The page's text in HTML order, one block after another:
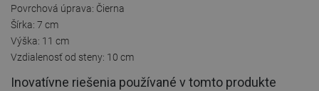
Povrchová úprava: Čierna
Šírka: 7 cm
Výška: 11 cm
Vzdialenosť od steny: 10 cm
Inovatívne riešenia používané v tomto produkte